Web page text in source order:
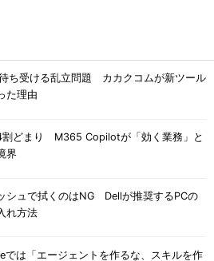
ち受ける乱立問題 カカクコムが新ツール
た理由
割どまり M365 Copilotが「効く業務」と
界
シュで拭くのはNG Dellが推奨するPCの
れ方法
では「エージェントを作るな、スキルを作